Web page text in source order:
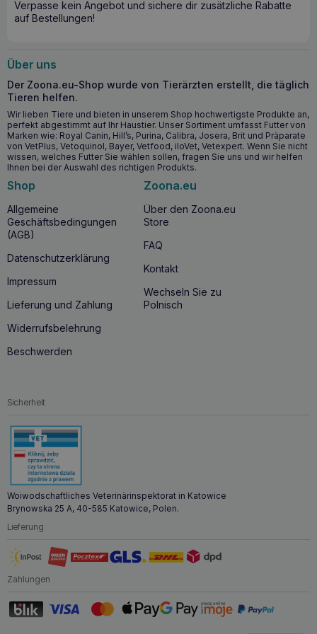
Verpasse kein Angebot und sichere dir zusätzliche Rabatte
auf Bestellungen!
Über uns
Der Zoona.eu-Shop wurde von Tierärzten erstellt, die täglich
Tieren helfen.
Wir lieben Tiere und bieten in unserem Shop hochwertigste Produkte an,
perfekt abgestimmt auf Ihr Haustier. Unser Sortiment umfasst Futter von
Marken wie: Royal Canin, Hill’s, Purina, Calibra, Josera, Brit und Präparate
von VetPlus, Vetoquinol, Bayer, Vetfood, iloVet, Vetexpert. Wenn Sie nicht
wissen, welches Futter Sie wählen sollen, fragen Sie uns und wir helfen
Ihnen bei der Auswahl des richtigen Produkts.
Shop
Allgemeine
Geschäftsbedingungen
(AGB)
Datenschutzerklärung
Impressum
Lieferung und Zahlung
Widerrufsbelehrung
Beschwerden
Zoona.eu
Über den Zoona.eu
Store
FAQ
Kontakt
Wechseln Sie zu
Polnisch
Sicherheit
Woiwodschaftliches Veterinärinspektorat in Katowice
Brynowska 25 A, 40-585 Katowice, Polen.
Lieferung
Zahlungen